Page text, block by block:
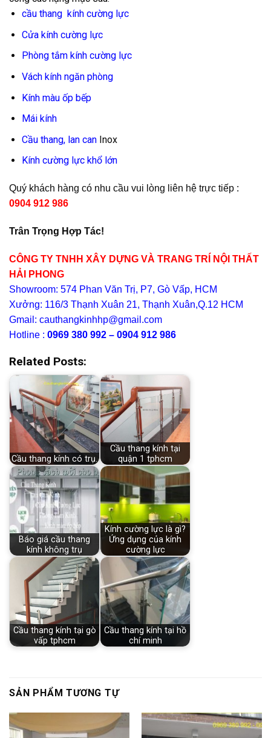
cầu thang kính cường lực
Cửa kính cường lực
Phòng tắm kính cường lực
Vách kính ngăn phòng
Kính màu ốp bếp
Mái kính
Cầu thang, lan can Inox
Kính cường lực khổ lớn
Quý khách hàng có nhu cầu vui lòng liên hệ trực tiếp :
0904 912 986
Trân Trọng Hợp Tác!
CÔNG TY TNHH XÂY DỰNG VÀ TRANG TRÍ NỘI THẤT
HẢI PHONG
Showroom: 574 Phan Văn Trị, P7, Gò Vấp, HCM
Xưởng: 116/3 Thạnh Xuân 21, Thạnh Xuân,Q.12 HCM
Gmail: cauthangkinhhp@gmail.com
Hotline : 0969 380 992 – 0904 912 986
Related Posts:
Cầu thang kính có trụ.
Cầu thang kính tại
quận 1 tphcm
Báo giá cầu thang
kính không trụ
Kính cường lực là gì?
Ứng dụng của kính
cường lực
Cầu thang kính tại gò
vấp tphcm
Cầu thang kính tại hồ
chí minh
SẢN PHẨM TƯƠNG TỰ